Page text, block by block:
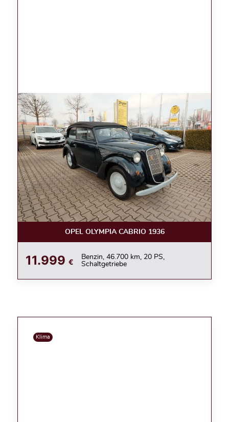
OPEL OLYMPIA CABRIO 1936
11.999 €
Benzin, 46.700 km, 20 PS,
Schaltgetriebe
Klima